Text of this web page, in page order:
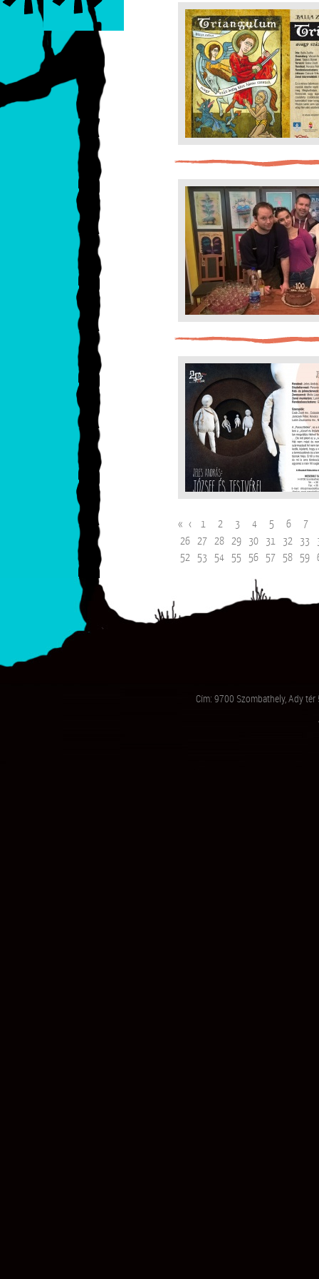
« ‹ 1 2 3 4 5 6
7
26
27 28 29 30 31 32 33
52
53 54 55 56 57 58 59
Cím: 9700 Szombathely, Ady